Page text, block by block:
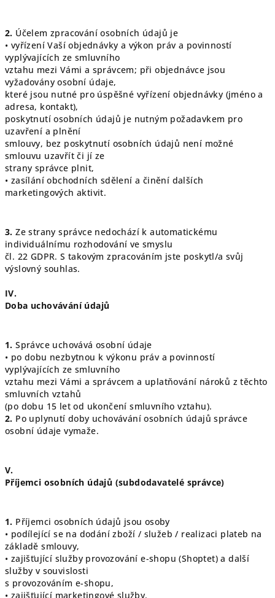
2. Účelem zpracování osobních údajů je
• vyřízení Vaší objednávky a výkon práv a povinností
vyplývajících ze smluvního
vztahu mezi Vámi a správcem; při objednávce jsou
vyžadovány osobní údaje,
které jsou nutné pro úspěšné vyřízení objednávky (jméno a
adresa, kontakt),
poskytnutí osobních údajů je nutným požadavkem pro
uzavření a plnění
smlouvy, bez poskytnutí osobních údajů není možné
smlouvu uzavřít či jí ze
strany správce plnit,
• zasílání obchodních sdělení a činění dalších
marketingových aktivit.
3. Ze strany správce nedochází k automatickému
individuálnímu rozhodování ve smyslu
čl. 22 GDPR. S takovým zpracováním jste poskytl/a svůj
výslovný souhlas.
IV.
Doba uchovávání údajů
1. Správce uchovává osobní údaje
• po dobu nezbytnou k výkonu práv a povinností
vyplývajících ze smluvního
vztahu mezi Vámi a správcem a uplatňování nároků z těchto
smluvních vztahů
(po dobu 15 let od ukončení smluvního vztahu).
2. Po uplynutí doby uchovávání osobních údajů správce
osobní údaje vymaže.
V.
Příjemci osobních údajů (subdodavatelé správce)
1. Příjemci osobních údajů jsou osoby
• podílející se na dodání zboží / služeb / realizaci plateb na
základě smlouvy,
• zajišťující služby provozování e-shopu (Shoptet) a další
služby v souvislosti
s provozováním e-shopu,
• zajišťující marketingové služby.